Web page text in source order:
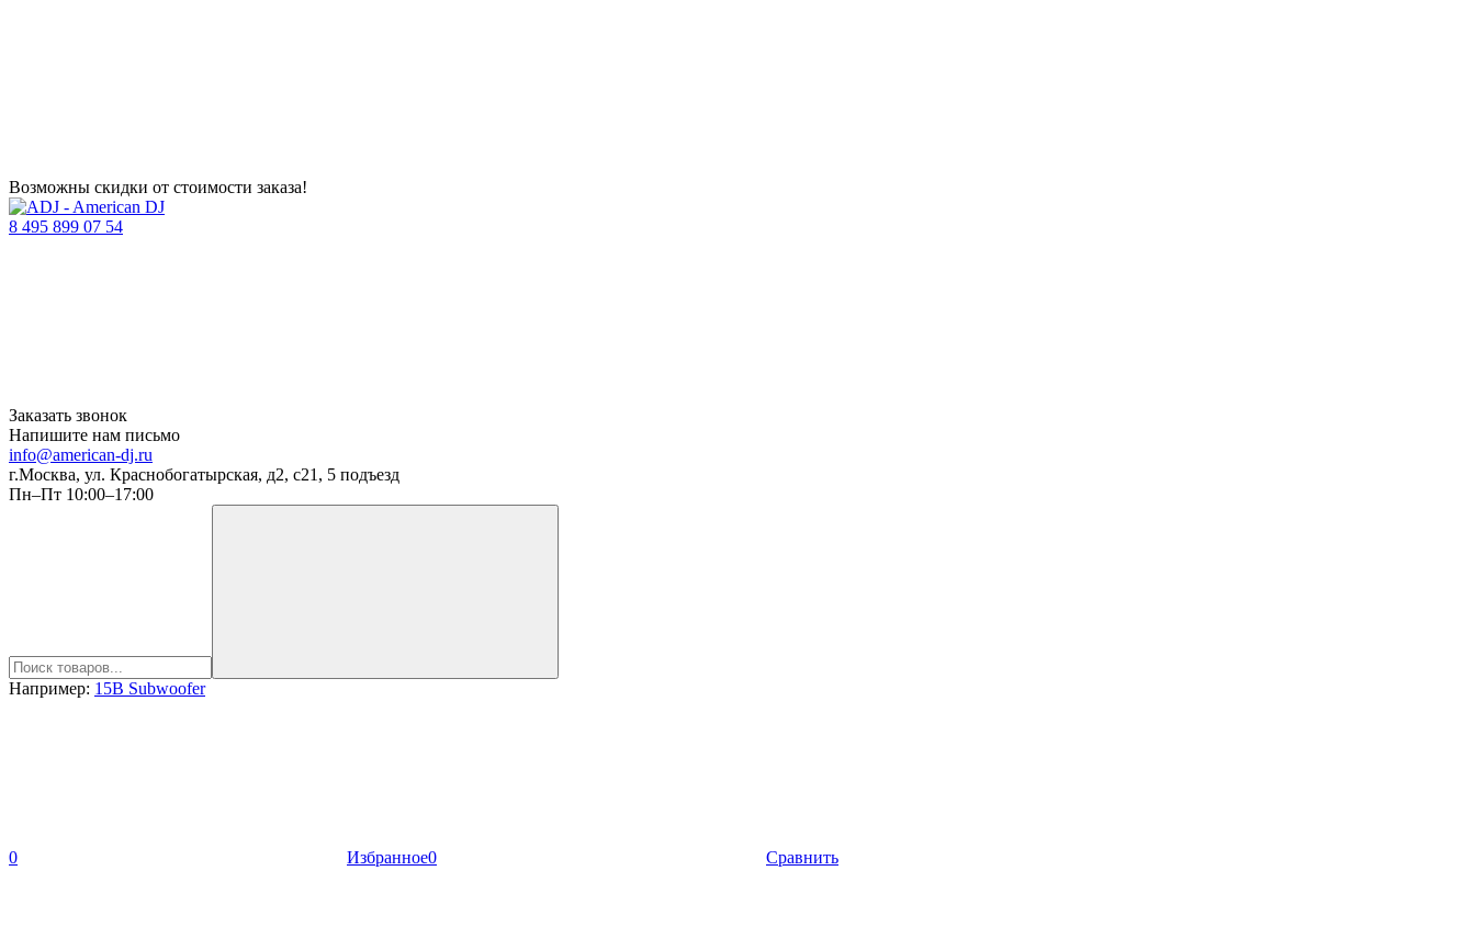
Возможны скидки от стоимости заказа!
8 495 899 07 54
Заказать звонок
Напишите нам письмо
info@american-dj.ru
г.Москва, ул. Краснобогатырская, д2, с21, 5 подъезд
Пн–Пт 10:00–17:00
Например: 15B Subwoofer
0 Избранное0 Сравнить